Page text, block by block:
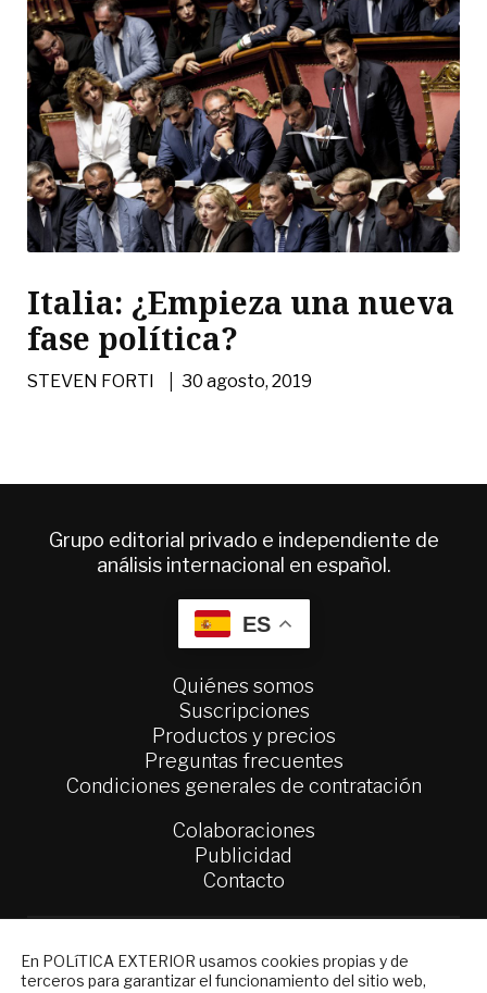
Italia: ¿Empieza una nueva
fase política?
STEVEN FORTI |30 agosto, 2019
Grupo editorial privado e independiente de
análisis internacional en español.
ES
Quiénes somos
Suscripciones
Productos y precios
Preguntas frecuentes
Condiciones generales de contratación
Colaboraciones
Publicidad
Contacto
Política Exterior
Informe Semanal de Política Exterior
Afkar/Ideas
En POLíTICA EXTERIOR usamos cookies propias y de
terceros para garantizar el funcionamiento del sitio web,
NEWSLETTER